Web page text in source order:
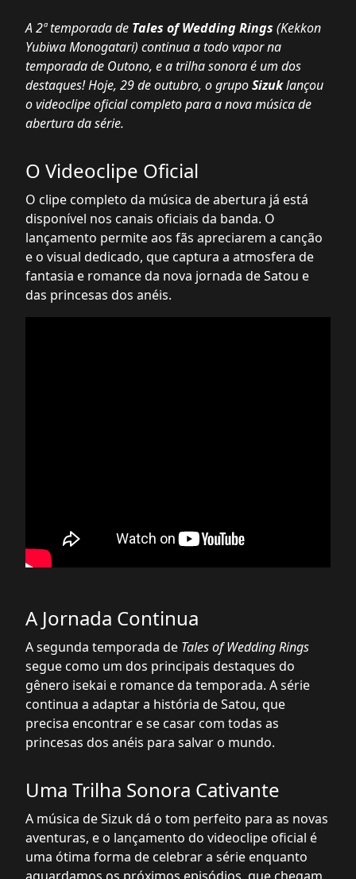
A 2ª temporada de Tales of Wedding Rings (Kekkon
Yubiwa Monogatari) continua a todo vapor na
temporada de Outono, e a trilha sonora é um dos
destaques! Hoje, 29 de outubro, o grupoSizuklançou
o videoclipe oficial completo para a nova música de
abertura da série.
O Videoclipe Oficial
O clipe completo da música de abertura já está
disponível nos canais oficiais da banda. O
lançamento permite aos fãs apreciarem a canção
e o visual dedicado, que captura a atmosfera de
fantasia e romance da nova jornada de Satou e
das princesas dos anéis.
A Jornada Continua
A segunda temporada de Tales of Wedding Rings
segue como um dos principais destaques do
gênero isekai e romance da temporada. A série
continua a adaptar a história de Satou, que
precisa encontrar e se casar com todas as
princesas dos anéis para salvar o mundo.
Uma Trilha Sonora Cativante
A música de Sizuk dá o tom perfeito para as novas
aventuras, e o lançamento do videoclipe oficial é
uma ótima forma de celebrar a série enquanto